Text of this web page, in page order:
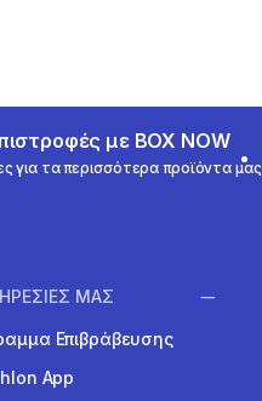
με BOX NOW
για τα περισσότερα προϊόντα μας
ΜΑΣ
Επιβράβευσης
App